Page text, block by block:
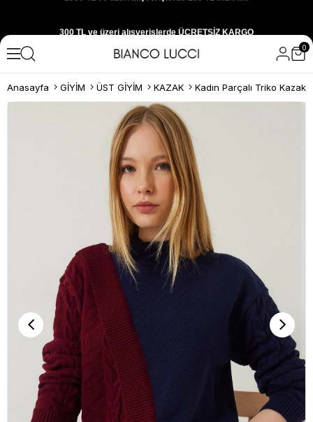
1000 TL ve üzeri alışverişlerde 150 TL İNDİRİM
Yeni sezon ürünlerini hemen keşfedin
300 TL ve üzeri alışverişlerde ÜCRETSİZ KARGO
1000 TL ve üzeri alışverişlerde 150 TL İNDİRİM
0
Anasayfa GİYİM ÜST GİYİM KAZAK Kadın Parçalı Triko